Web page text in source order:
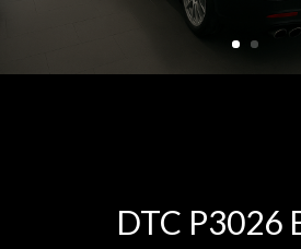
DTC P3026